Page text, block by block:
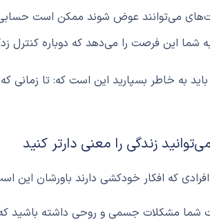
می‌توانند عوض شوند ممکن است حسابي
شما این فرصت را می‌دهد که دوباره کنترل
به خاطر بسپارید این است که: تا زمانی
که افکار خودکشی دارند باورشان این
مشکلات جسمی و روحی داشته باشید که